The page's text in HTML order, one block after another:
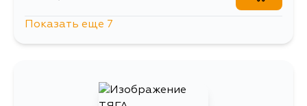
Показать еще 7